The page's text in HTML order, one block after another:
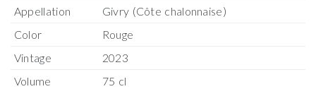
Appellation
Givry (Côte chalonnaise)
Color
Rouge
Vintage
2023
Volume
75 cl